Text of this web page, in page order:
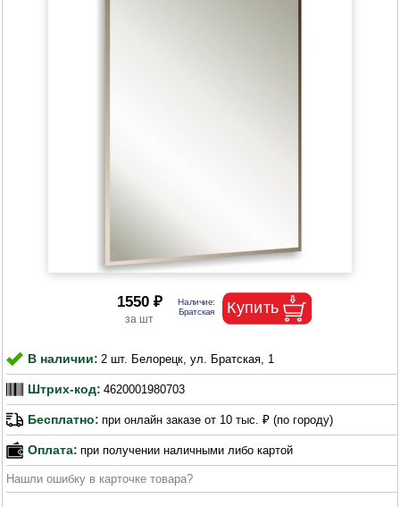
1550 ₽
В наличии: 2 шт. Белорецк, ул. Братская, 1
Штрих-код: 4620001980703
Бесплатно: при онлайн заказе от 10 тыс. ₽ (по городу)
Оплата: при получении наличными либо картой
Нашли ошибку в карточке товара?